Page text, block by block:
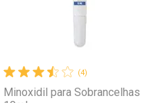
(4)
Minoxidil para Sobrancelhas